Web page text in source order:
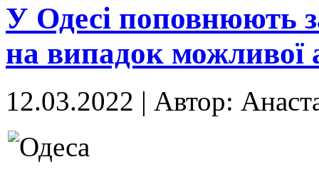
У Одесі поповнюють
на випадок можливої
12.03.2022 | Автор: